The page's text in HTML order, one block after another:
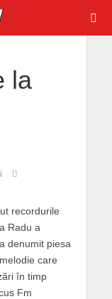
la
recordurile
Radu a
denumit piesa
care
în timp
Fm